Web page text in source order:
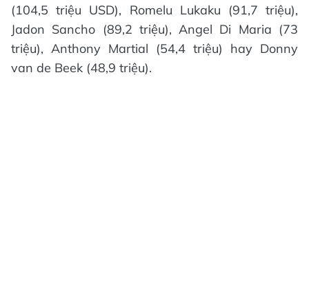
(104,5 triệu USD), Romelu Lukaku (91,7 triệu),
Jadon Sancho (89,2 triệu), Angel Di Maria (73
triệu), Anthony Martial (54,4 triệu) hay Donny
van de Beek (48,9 triệu).